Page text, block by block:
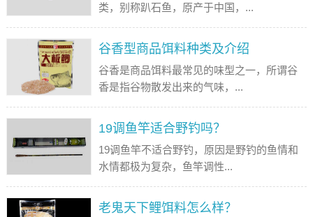
类，别称趴石鱼，原产于中国，...
谷香型商品饵料种类及介绍
谷香是商品饵料最常见的味型之一，所谓谷
香是指谷物散发出来的气味，...
19调鱼竿适合野钓吗？
19调鱼竿不适合野钓，原因是野钓的鱼情和
水情都极为复杂，鱼竿调性...
老鬼天下鲤饵料怎么样？